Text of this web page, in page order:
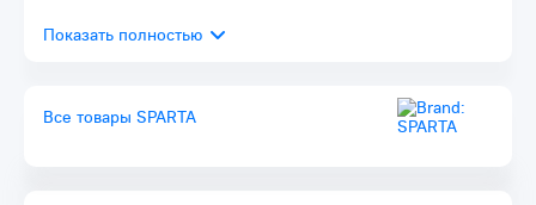
Все товары SPARTA